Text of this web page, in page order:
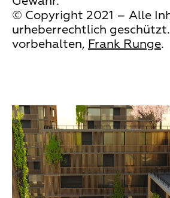
© Copyright 2021 – Alle
urheberrechtlich
vorbehalten, Frank Runge.
Teaser
Media